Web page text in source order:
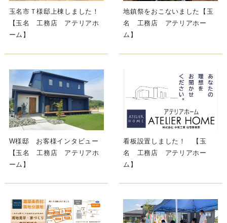
玉名市Ｔ様邸上棟しました！
【玉名 工務店 アテリアホ
ーム】
地鎮祭をおこないました【玉
名 工務店 アテリアホー
ム】
W様邸 お客様インタビュー
【玉名 工務店 アテリアホ
ーム】
看板設置しました！ 【玉
名 工務店 アテリアホー
ム】